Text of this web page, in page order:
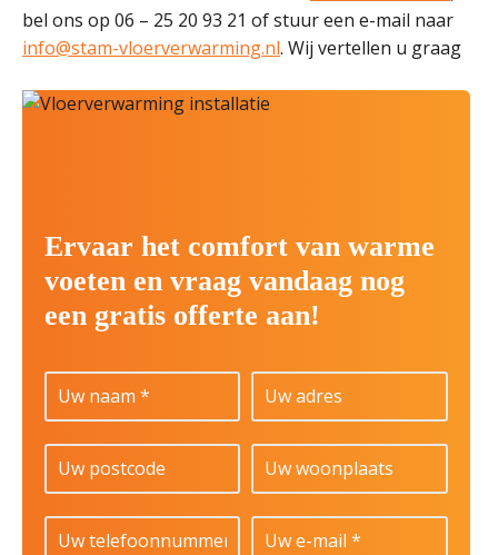
bel ons op 06 – 25 20 93 21 of stuur een e-mail naar
info@stam-vloerverwarming.nl. Wij vertellen u graag
Ervaar het comfort van warme
voeten en vraag vandaag nog
een gratis offerte aan!